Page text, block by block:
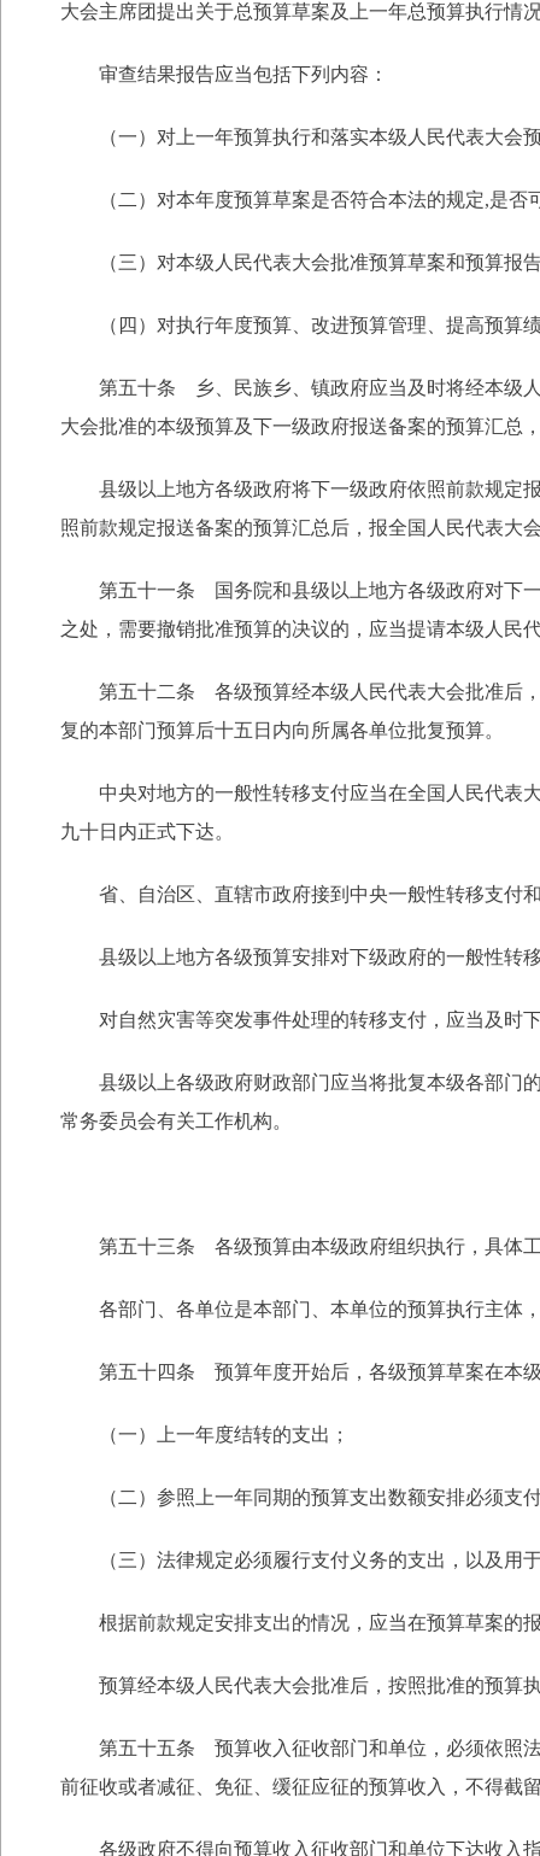
大会主席团提出关于总预算草案及上一年总预算执行情
审查结果报告应当包括下列内容：
（一）对上一年预算执行和落实本级人民代表大会
（二）对本年度预算草案是否符合本法的规定,是否
（三）对本级人民代表大会批准预算草案和预算报
（四）对执行年度预算、改进预算管理、提高预算
第五十条 乡、民族乡、镇政府应当及时将经本级人
大会批准的本级预算及下一级政府报送备案的预算汇总
县级以上地方各级政府将下一级政府依照前款规定报
照前款规定报送备案的预算汇总后，报全国人民代表大
第五十一条 国务院和县级以上地方各级政府对下一
之处，需要撤销批准预算的决议的，应当提请本级人民
第五十二条 各级预算经本级人民代表大会批准后，
复的本部门预算后十五日内向所属各单位批复预算。
中央对地方的一般性转移支付应当在全国人民代表大
九十日内正式下达。
省、自治区、直辖市政府接到中央一般性转移支付和
县级以上地方各级预算安排对下级政府的一般性转移
对自然灾害等突发事件处理的转移支付，应当及时下
县级以上各级政府财政部门应当将批复本级各部门的
常务委员会有关工作机构。
第五十三条 各级预算由本级政府组织执行，具体工
各部门、各单位是本部门、本单位的预算执行主体
第五十四条 预算年度开始后，各级预算草案在本级
（一）上一年度结转的支出；
（二）参照上一年同期的预算支出数额安排必须支
（三）法律规定必须履行支付义务的支出，以及用
根据前款规定安排支出的情况，应当在预算草案的
预算经本级人民代表大会批准后，按照批准的预算
第五十五条 预算收入征收部门和单位，必须依照法
前征收或者减征、免征、缓征应征的预算收入，不得截
各级政府不得向预算收入征收部门和单位下达收入